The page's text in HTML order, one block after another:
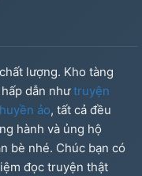
lượng. Kho tàng
dẫn nhưtruyện
huyền ảo, tất cả đều
hành và ủng hộ
bè nhé. Chúc bạn có
đọc truyện thật